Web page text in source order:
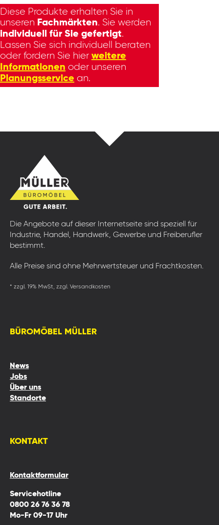
Diese Produkte erhalten Sie in
unseren Fachmärkten. Sie werden
individuell für Sie gefertigt.
Lassen Sie sich individuell beraten
oder fordern Sie hier weitere
Informationen oder unseren
Planungsservice an.
Die Angebote auf dieser Internetseite sind speziell für
Industrie, Handel, Handwerk, Gewerbe und Freiberufler
bestimmt.
Alle Preise sind ohne Mehrwertsteuer und Frachtkosten.
* zzgl. 19% MwSt, zzgl. Versandkosten
BÜROMÖBEL MÜLLER
News
Jobs
Über uns
Standorte
KONTAKT
Kontaktformular
Servicehotline
0800 26 76 36 78
Mo-Fr 09-17 Uhr